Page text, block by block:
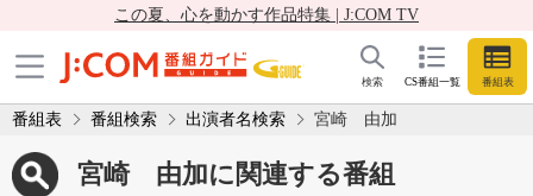
この夏、心を動かす作品特集 | J:COM TV
CS番組一覧 番組表
検索
番組表 番組検索 出演者名検索 宮崎 由加
宮崎 由加に関連する番組